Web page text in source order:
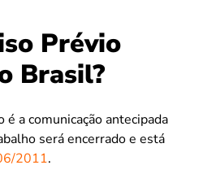
Prévio
Brasil?
a comunicação antecipada
será encerrado e está
2011.